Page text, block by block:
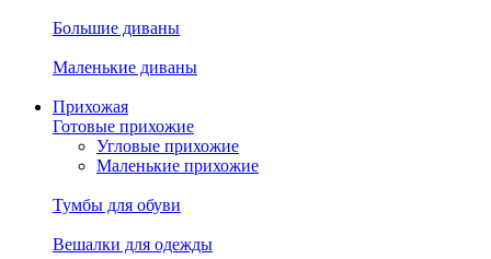
Большие диваны
Маленькие диваны
Прихожая
Готовые прихожие
Угловые прихожие
Маленькие прихожие
Тумбы для обуви
Вешалки для одежды